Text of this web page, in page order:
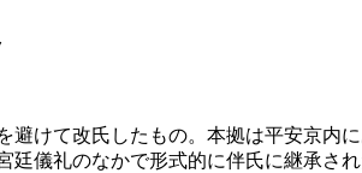
避けて改氏したもの。本拠は平安京内
儀礼のなかで形式的に伴氏に継承さ